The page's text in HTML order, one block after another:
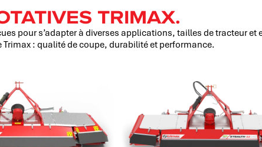
TRIMAX.
pour s’adapter à diverses applications, tailles de tracteur et
: qualité de coupe, durabilité et performance.